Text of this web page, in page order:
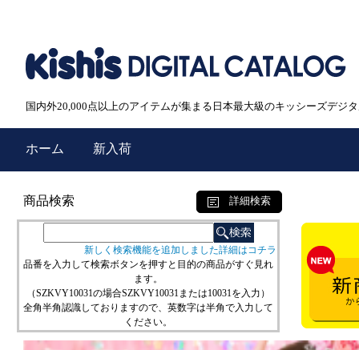
国内外20,000点以上のアイテムが集まる日本最大級のキッシーズデジ
ホーム 新入荷
商品検索 詳細検索
新しく検索機能を追加しました詳細はコチラ
品番を入力して検索ボタンを押すと目的の商品がすぐ見れ
ます。
（SZKVY10031の場合SZKVY10031または10031を入力）
全角半角認識しておりますので、英数字は半角で入力して
ください。